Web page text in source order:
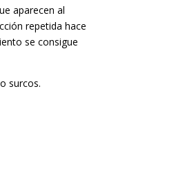
aparecen al
repetida hace
se consigue
surcos.